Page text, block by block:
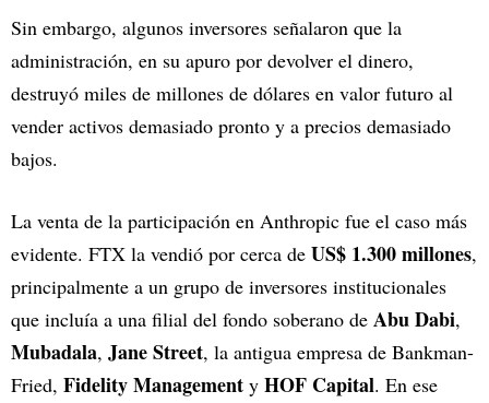
Sin embargo, algunos inversores señalaron que la
administración, en su apuro por devolver el dinero,
destruyó miles de millones de dólares en valor futuro al
vender activos demasiado pronto y a precios demasiado
bajos.
La venta de la participación en Anthropic fue el caso más
evidente. FTX la vendió por cerca de US$ 1.300 millones,
principalmente a un grupo de inversores institucionales
que incluía a una filial del fondo soberano de Abu Dabi,
Mubadala, Jane Street, la antigua empresa de Bankman-
Fried, Fidelity Management y HOF Capital. En ese